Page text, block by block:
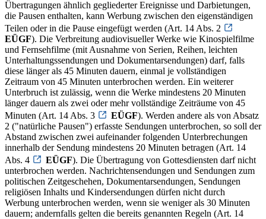
Übertragungen ähnlich gegliederter Ereignisse und Darbietungen,
die Pausen enthalten, kann Werbung zwischen den eigenständigen
Teilen oder in die Pause eingefügt werden (Art. 14 Abs. 2
EÜGF). Die Verbreitung audiovisueller Werke wie Kinospielfilme
und Fernsehfilme (mit Ausnahme von Serien, Reihen, leichten
Unterhaltungssendungen und Dokumentarsendungen) darf, falls
diese länger als 45 Minuten dauern, einmal je vollständigen
Zeitraum von 45 Minuten unterbrochen werden. Ein weiterer
Unterbruch ist zulässig, wenn die Werke mindestens 20 Minuten
länger dauern als zwei oder mehr vollständige Zeiträume von 45
Minuten (Art. 14 Abs. 3
EÜGF). Werden andere als von Absatz
2 ("natürliche Pausen") erfasste Sendungen unterbrochen, so soll der
Abstand zwischen zwei aufeinander folgenden Unterbrechungen
innerhalb der Sendung mindestens 20 Minuten betragen (Art. 14
Abs. 4
EÜGF). Die Übertragung von Gottesdiensten darf nicht
unterbrochen werden. Nachrichtensendungen und Sendungen zum
politischen Zeitgeschehen, Dokumentarsendungen, Sendungen
religiösen Inhalts und Kindersendungen dürfen nicht durch
Werbung unterbrochen werden, wenn sie weniger als 30 Minuten
dauern; andernfalls gelten die bereits genannten Regeln (Art. 14